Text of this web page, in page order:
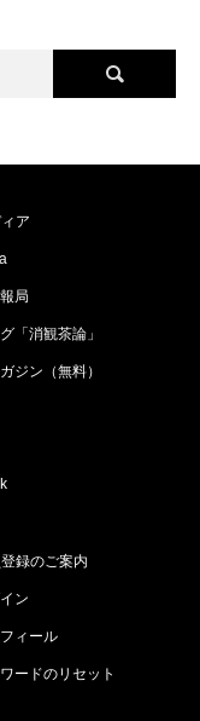
ア
局
「消観茶論」
ジン（無料）
録のご案内
ン
ィール
ードのリセット